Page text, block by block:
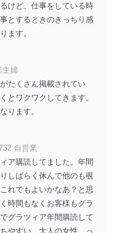
けど、仕事をしている時
とするときのきっちり感
ます。
主婦
たくさん掲載されてい
とワクワクしてきます。
ります。
自営業
ア購読してました。年間
しばらく休んで他のも覗
れでもよいかなあ？と思
時間もなくお客様もグラ
グラツィア年間購読して
やすい、大人の女性、っ